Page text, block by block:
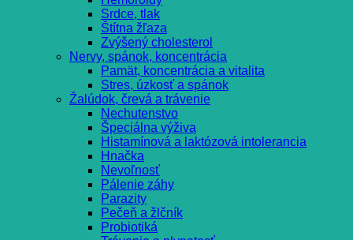
Srdce, tlak
Štítna žľaza
Zvýšený cholesterol
Nervy, spánok, koncentrácia
Pamät, koncentrácia a vitalita
Stres, úzkosť a spánok
Žalúdok, črevá a trávenie
Nechutenstvo
Špeciálna výživa
Histamínová a laktózová intolerancia
Hnačka
Nevoľnosť
Pálenie záhy
Parazity
Pečeň a žlčník
Probiotiká